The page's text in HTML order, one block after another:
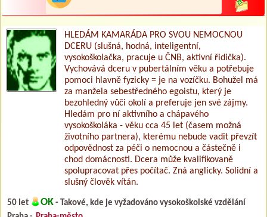
HLEDÁM KAMARÁDA PRO SVOU NEMOCNOU
DCERU (slušná, hodná, inteligentní,
vysokoškolačka, pracuje u ČNB, aktivní řidička).
Vychovává dceru v pubertálním věku a potřebuje
pomoci hlavně fyzicky = je na vozíčku. Bohužel má
za manžela sebestředného egoistu, který je
bezohledný vůči okolí a preferuje jen své zájmy.
Hledám pro ní aktivního a chápavého
vysokoškoláka - věku cca 45 let (časem možná
životního partnera), kterému nebude vadit převzít
odpovědnost za péči o nemocnou a částečně i
chod domácnosti. Dcera může kvalifikovaně
spolupracovat přes počítač. Zná anglicky. Solidní a
slušný člověk vítán.
50 let OK - Takové, kde je vyžadováno vysokoškolské vzdělání